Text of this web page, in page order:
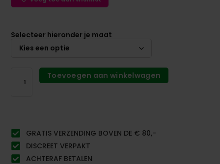
Selecteer hieronder je maat
Toevoegen aan winkelwagen
GRATIS VERZENDING BOVEN DE € 80,-
DISCREET VERPAKT
ACHTERAF BETALEN